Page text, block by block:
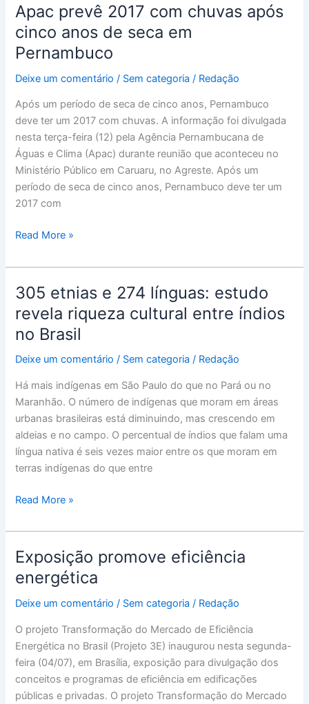
Apac prevê 2017 com chuvas após
cinco anos de seca em
Pernambuco
Deixe um comentário / Sem categoria / Redação
Após um período de seca de cinco anos, Pernambuco
deve ter um 2017 com chuvas. A informação foi divulgada
nesta terça-feira (12) pela Agência Pernambucana de
Águas e Clima (Apac) durante reunião que aconteceu no
Ministério Público em Caruaru, no Agreste. Após um
período de seca de cinco anos, Pernambuco deve ter um
2017 com
Apac
prevê
2017
com
chuvas
cinco
anos
de
seca
em
Pernambuco
Read More »
305 etnias e 274 línguas: estudo
revela riqueza cultural entre índios
no Brasil
Deixe um comentário / Sem categoria / Redação
Há mais indígenas em São Paulo do que no Pará ou no
Maranhão. O número de indígenas que moram em áreas
urbanas brasileiras está diminuindo, mas crescendo em
aldeias e no campo. O percentual de índios que falam uma
língua nativa é seis vezes maior entre os que moram em
terras indígenas do que entre
305
e
274
línguas:
revela
riqueza
cultural
entre
índios
no
Read More »
Exposição promove eficiência
energética
Deixe um comentário / Sem categoria / Redação
O projeto Transformação do Mercado de Eficiência
Energética no Brasil (Projeto 3E) inaugurou nesta segunda-
feira (04/07), em Brasília, exposição para divulgação dos
conceitos e programas de eficiência em edificações
públicas e privadas. O projeto Transformação do Mercado
Exposição
promove
eficiência
energética